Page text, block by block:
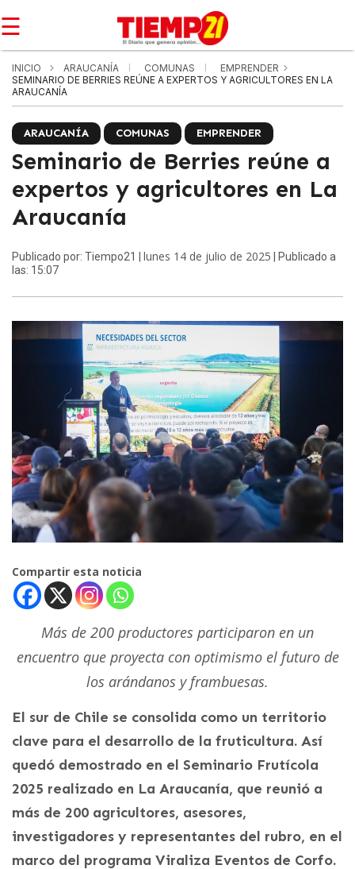
☰
INICIO ARAUCANÍA COMUNAS
EMPRENDER
SEMINARIO DE BERRIES REÚNE A EXPERTOS Y AGRICULTORES EN LA
ARAUCANÍA
ARAUCANÍA COMUNAS EMPRENDER
Seminario de Berries reúne a
expertos y agricultores en La
Araucanía
Publicado por: Tiempo21 | lunes 14 de julio de 2025 | Publicado a
las: 15:07
Compartir esta noticia
Más de 200 productores participaron en un
encuentro que proyecta con optimismo el futuro de
los arándanos y frambuesas.
El sur de Chile se consolida como un territorio
clave para el desarrollo de la fruticultura. Así
quedó demostrado en el Seminario Frutícola
2025 realizado en La Araucanía, que reunió a
más de 200 agricultores, asesores,
investigadores y representantes del rubro, en el
marco del programa Viraliza Eventos de Corfo.